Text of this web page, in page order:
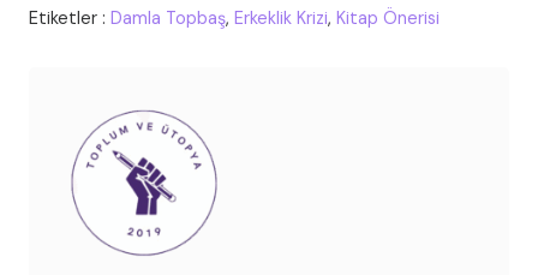
Etiketler : Damla Topbaş, Erkeklik Krizi, Kitap Önerisi